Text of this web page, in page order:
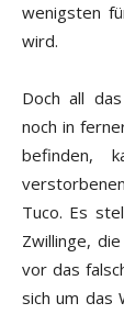
wenigsten
wird.
Doch all
noch in
befinden,
Tuco. Es
Zwillinge,
vor das
sich um das